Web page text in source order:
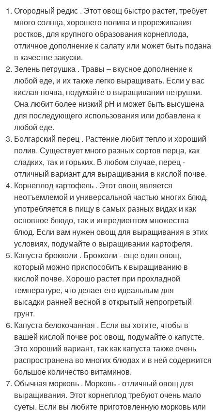
Огородный редис . Этот овощ быстро растет, требует
много солнца, хорошего полива и прореживания
ростков, для крупного образования корнеплода,
отличное дополнение к салату или может быть подана
в качестве закуски.
Зелень петрушка . Травы – вкусное дополнение к
любой еде, и их также легко выращивать. Если у вас
кислая почва, подумайте о выращивании петрушки.
Она любит более низкий pH и может быть высушена
для последующего использования или добавлена к
любой еде.
Болгарский перец . Растение любит тепло и хороший
полив. Существует много разных сортов перца, как
сладких, так и горьких. В любом случае, перец -
отличный вариант для выращивания в кислой почве.
Корнеплод картофель . Этот овощ является
неотъемлемой и универсальной частью многих блюд,
употребляется в пищу в самых разных видах и как
основное блюдо, так и ингредиентом множества
блюд. Если вам нужен овощ для выращивания в этих
условиях, подумайте о выращивании картофеля.
Капуста брокколи . Брокколи - еще один овощ,
который можно приспособить к выращиванию в
кислой почве. Хорошо растет при прохладной
температуре, что делает его идеальным для
высадки ранней весной в открытый непрогретый
грунт.
Капуста белокочанная . Если вы хотите, чтобы в
вашей кислой почве рос овощ, подумайте о капусте.
Это хороший вариант, так как капуста также очень
распространена во многих блюдах и в ней содержится
большое количество витаминов.
Обычная морковь . Морковь - отличный овощ для
выращивания. Этот корнеплод требуют очень мало
суеты. Если вы любите приготовленную морковь или